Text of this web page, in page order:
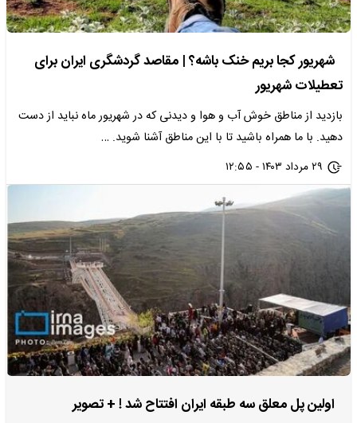
شهریور کجا بریم خنک باشه؟ | مقاصد گردشگری ایران برای
تعطیلات شهریور
بازدید از مناطق خوش آب و هوا و دیدنی که در شهریور ماه نباید از دست
دهید. با ما همراه باشید تا با این مناطق آشنا شوید. …
۲۹ مرداد ۱۴۰۳ - ۱۲:۵۵
اولین پل معلق سه طبقه ایران افتتاح شد ! + تصویر